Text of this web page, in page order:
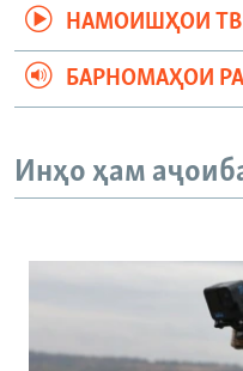
НАМОИШҲОИ ТВ
БАРНОМАҲОИ
Инҳо ҳам